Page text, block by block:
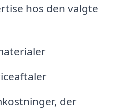
hos den valgte
der